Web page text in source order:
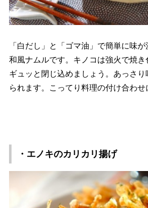
「白だし」と「ゴマ油」で簡単に味
和風ナムルです。キノコは強火で焼き
ギュッと閉じ込めましょう。あっさ
られます。こってり料理の付け合わせ
・エノキのカリカリ揚げ